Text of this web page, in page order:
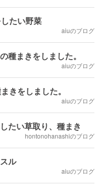
たい野菜
aiuのブログ
種まきをしました。
aiuのブログ
きをしました。
aiuのブログ
たい草取り、種まき
hontonohanashiのブログ
ル
aiuのブログ